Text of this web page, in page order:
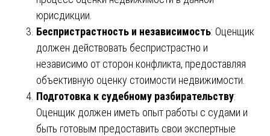
юрисдикции.
Беспристрастность и независимость: Оценщик
должен действовать беспристрастно и
независимо от сторон конфликта, предоставляя
объективную оценку стоимости недвижимости.
Подготовка к судебному разбирательству:
Оценщик должен иметь опыт работы с судами и
быть готовым предоставить свои экспертные